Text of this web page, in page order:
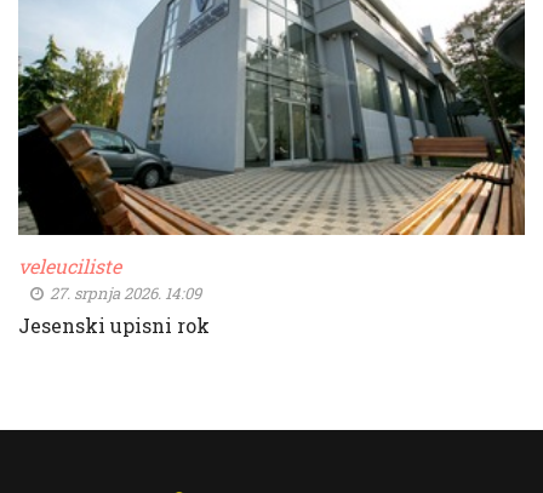
veleuciliste
27. srpnja 2026. 14:09
Jesenski upisni rok